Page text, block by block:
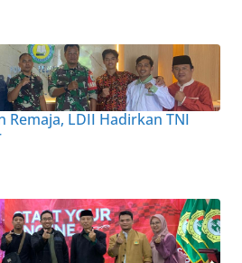
Remaja, LDII Hadirkan TNI